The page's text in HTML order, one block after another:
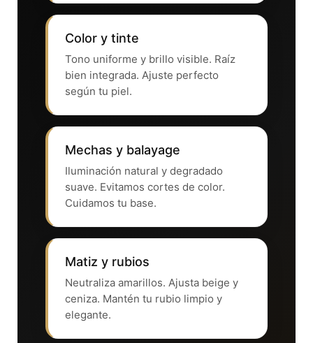
Color y tinte
Tono uniforme y brillo visible. Raíz
bien integrada. Ajuste perfecto
según tu piel.
Mechas y balayage
Iluminación natural y degradado
suave. Evitamos cortes de color.
Cuidamos tu base.
Matiz y rubios
Neutraliza amarillos. Ajusta beige y
ceniza. Mantén tu rubio limpio y
elegante.